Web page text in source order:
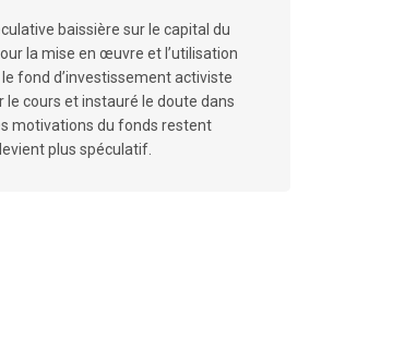
baissière sur le capital du
la mise en œuvre et l’utilisation
fond d’investissement activiste
le cours et instauré le doute dans
motivations du fonds restent
plus spéculatif.